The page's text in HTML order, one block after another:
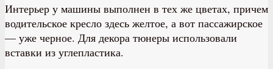
Интерьер у машины выполнен в тех же цветах, причем
водительское кресло здесь желтое, а вот пассажирское
— уже черное. Для декора тюнеры использовали
вставки из углепластика.